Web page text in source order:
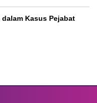
Kasus Pejabat